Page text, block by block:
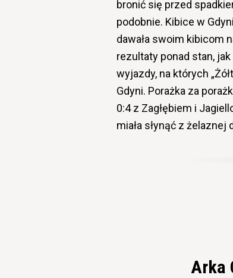
bronić się przed
podobnie. Kibice w
dawała swoim kibicom
rezultaty ponad stan,
wyjazdy, na których
Gdyni. Porażka za
0:4 z Zagłębiem i
miała słynąć z
Arka